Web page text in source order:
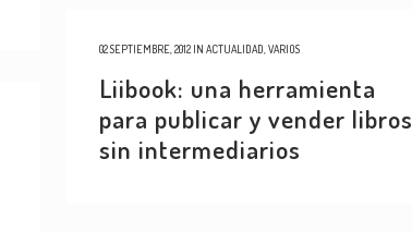
02 SEPTIEMBRE, 2012 IN ACTUALIDAD VARIOS
Liibook: una herramienta
para publicar y vender libros
sin intermediarios